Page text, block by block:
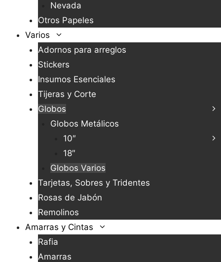
Nevada
Otros Papeles
Varios
Adornos para arreglos
Stickers
Insumos Esenciales
Tijeras y Corte
Globos
Globos Metálicos
10″
18″
Globos Varios
Tarjetas, Sobres y Tridentes
Rosas de Jabón
Remolinos
Amarras y Cintas
Rafia
Amarras